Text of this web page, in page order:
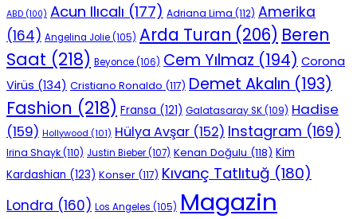
ABD (100) Acun Ilıcalı (177) Adriana Lima (112) Amerika
(164) Angelina Jolie(105) Arda Turan (206) Beren
Saat (218) Beyonce(106) Cem Yılmaz (194) Corona
Virüs (134) Cristiano Ronaldo (117) Demet Akalın (193)
Fashion (218) Fransa (121) Galatasaray SK(109) Hadise
(159) Hollywood (101) Hülya Avşar (152) Instagram (169)
Irina Shayk(110) Justin Bieber(107) Kenan Doğulu (118) Kim
Kardashian (123) Konser (117) Kıvanç Tatlıtuğ (180)
Londra (160) Los Angeles (105) Magazin